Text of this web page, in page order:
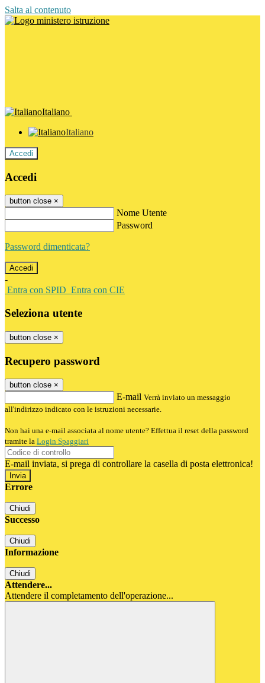
Salta al contenuto
Italiano
Italiano
Accedi
Accedi
button close ×
Nome Utente
Password
Password dimenticata?
-
Entra con SPID Entra con CIE
Seleziona utente
button close ×
Recupero password
button close ×
E-mail Verrà inviato un messaggio
all'indirizzo indicato con le istruzioni necessarie.
Non hai una e-mail associata al nome utente? Effettua il reset della password
tramite la Login Spaggiari
E-mail inviata, si prega di controllare la casella di posta elettronica!
Errore
Chiudi
Successo
Chiudi
Informazione
Chiudi
Attendere...
Attendere il completamento dell'operazione...